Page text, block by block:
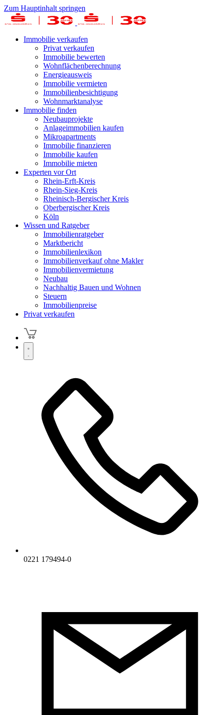
Zum Hauptinhalt springen
Immobilie verkaufen
Privat verkaufen
Immobilie bewerten
Wohnflächenberechnung
Energieausweis
Immobilie vermieten
Immobilienbesichtigung
Wohnmarktanalyse
Immobilie finden
Neubauprojekte
Anlageimmobilien kaufen
Mikroapartments
Immobilie finanzieren
Immobilie kaufen
Immobilie mieten
Experten vor Ort
Rhein-Erft-Kreis
Rhein-Sieg-Kreis
Rheinisch-Bergischer Kreis
Oberbergischer Kreis
Köln
Wissen und Ratgeber
Immobilienratgeber
Marktbericht
Immobilienlexikon
Immobilienverkauf ohne Makler
Immobilienvermietung
Neubau
Nachhaltig Bauen und Wohnen
Steuern
Immobilienpreise
Privat verkaufen
0221 179494-0